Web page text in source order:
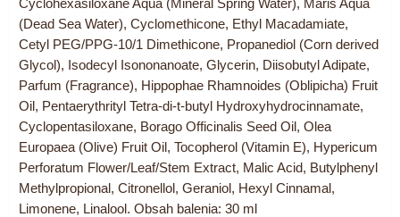
Cyclohexasiloxane Aqua (Mineral Spring Water), Maris Aqua
(Dead Sea Water), Cyclomethicone, Ethyl Macadamiate,
Cetyl PEG/PPG-10/1 Dimethicone, Propanediol (Corn derived
Glycol), Isodecyl Isononanoate, Glycerin, Diisobutyl Adipate,
Parfum (Fragrance), Hippophae Rhamnoides (Oblipicha) Fruit
Oil, Pentaerythrityl Tetra-di-t-butyl Hydroxyhydrocinnamate,
Cyclopentasiloxane, Borago Officinalis Seed Oil, Olea
Europaea (Olive) Fruit Oil, Tocopherol (Vitamin E), Hypericum
Perforatum Flower/Leaf/Stem Extract, Malic Acid, Butylphenyl
Methylpropional, Citronellol, Geraniol, Hexyl Cinnamal,
Limonene, Linalool. Obsah balenia: 30 ml